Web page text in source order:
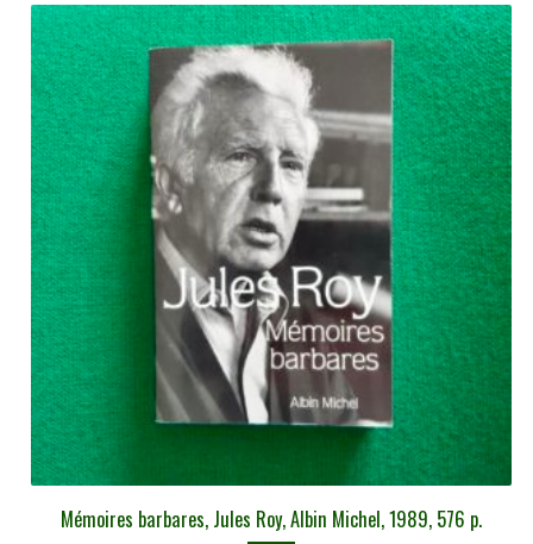
Mémoires barbares, Jules Roy, Albin Michel, 1989, 576 p.